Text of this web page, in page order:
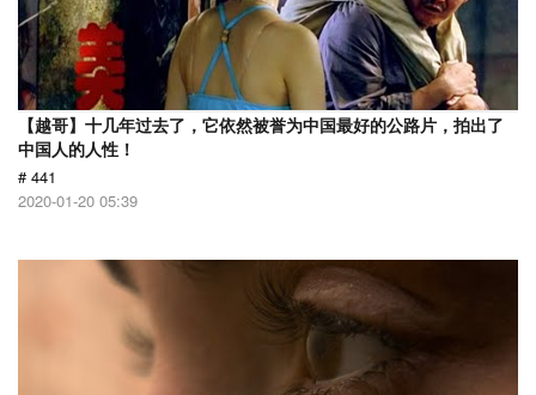
【越哥】十几年过去了，它依然被誉为中国最好的公路片，拍出了
中国人的人性！
# 441
2020-01-20 05:39